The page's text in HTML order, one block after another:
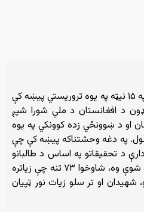
د ۲۰۱۶ کال د عقرب د میاشتې په ۱۵ نیټه په یوه تروریستي پیښه کې
د افغانستان د ملي شورا شپږ
او د ښوونځي زده کوونکي په یوه
په دغه وحشتناکه پیښه کې چې
د تحقیقاتو په اساس د طالبانو
ډلې له خوا پلان شوې او ترسره شوې وه، شاوخوا ۷۳ تنه چې زیاتره
او تر سلو زیات نور ټپیان